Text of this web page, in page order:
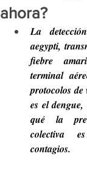
ahora?
La
aegypti,
fiebre
terminal
protocolos
es el
qué la
colectiva
contagios.